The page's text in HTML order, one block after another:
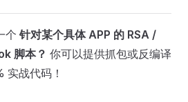
个 针对某个具体 APP 的 RSA /
脚本？ 你可以提供抓包或反编译
实战代码！